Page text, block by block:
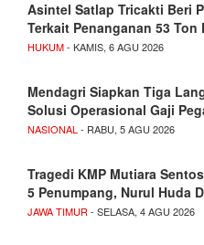
Asintel Satlap Tricakti Beri
Terkait Penanganan 53
HUKUM- KAMIS, 6 AGU 2026
Mendagri Siapkan Tiga
Solusi Operasional Gaji
NASIONAL - RABU, 5 AGU 2026
Tragedi KMP Mutiara
5 Penumpang, Nurul Huda
JAWA TIMUR - SELASA, 4 AGU 2026